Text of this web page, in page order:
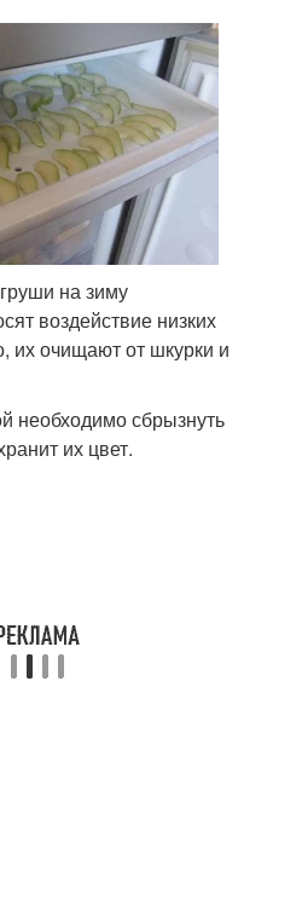
на зиму
воздействие низких
их очищают от шкурки и
необходимо сбрызнуть
их цвет.